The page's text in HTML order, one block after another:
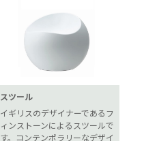
スツール
イギリスのデザイナーであるフ
ィンストーンによるスツールで
す。コンテンポラリーなデザイ